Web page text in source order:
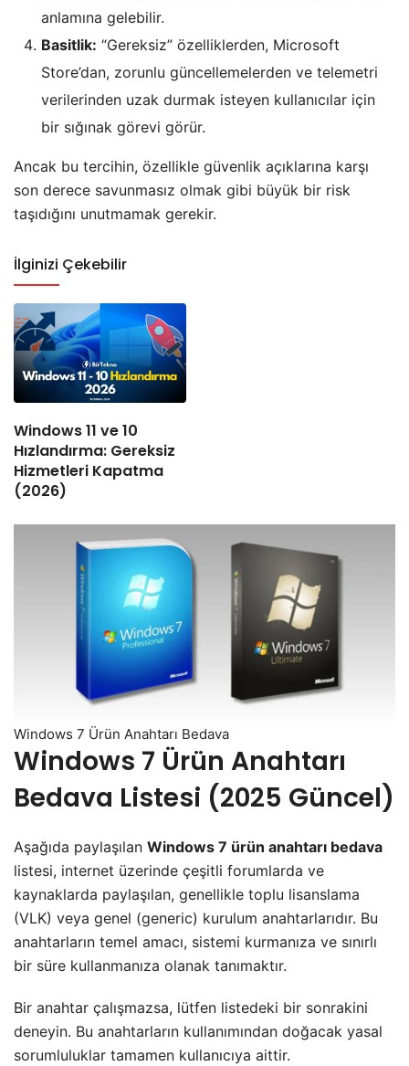
anlamına gelebilir.
Basitlik: “Gereksiz” özelliklerden, Microsoft
Store’dan, zorunlu güncellemelerden ve telemetri
verilerinden uzak durmak isteyen kullanıcılar için
bir sığınak görevi görür.
​Ancak bu tercihin, özellikle güvenlik açıklarına karşı
son derece savunmasız olmak gibi büyük bir risk
taşıdığını unutmamak gerekir.
İlginizi Çekebilir
Windows 11 ve 10
Hızlandırma: Gereksiz
Hizmetleri Kapatma
(2026)
Windows 7 Ürün Anahtarı Bedava
​Windows 7 Ürün Anahtarı
Bedava Listesi (2025 Güncel)
​Aşağıda paylaşılan Windows 7 ürün anahtarı bedava
listesi, internet üzerinde çeşitli forumlarda ve
kaynaklarda paylaşılan, genellikle toplu lisanslama
(VLK) veya genel (generic) kurulum anahtarlarıdır. Bu
anahtarların temel amacı, sistemi kurmanıza ve sınırlı
bir süre kullanmanıza olanak tanımaktır.
​Bir anahtar çalışmazsa, lütfen listedeki bir sonrakini
deneyin. Bu anahtarların kullanımından doğacak yasal
sorumluluklar tamamen kullanıcıya aittir.